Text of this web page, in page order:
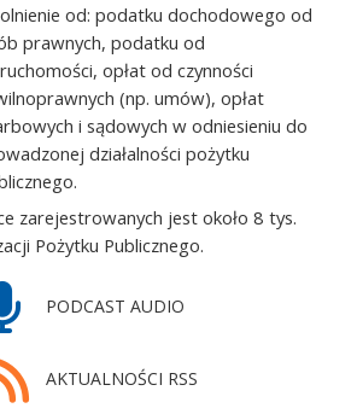
od: podatku dochodowego od
prawnych, podatku od
opłat od czynności
(np. umów), opłat
i sądowych w odniesieniu do
działalności pożytku
zarejestrowanych jest około 8 tys.
Pożytku Publicznego.
PODCAST AUDIO
AKTUALNOŚCI RSS